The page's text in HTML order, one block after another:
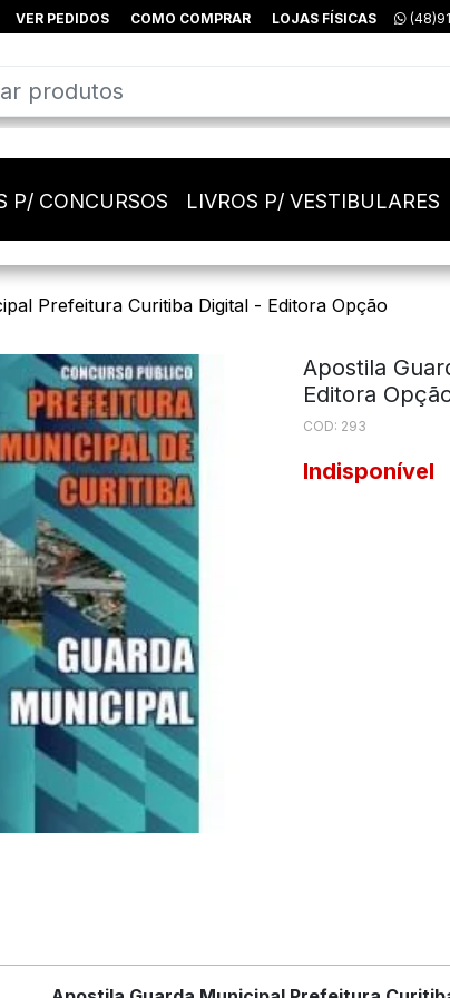
VER PEDIDOS COMO COMPRAR LOJAS FÍSICAS
P/ CONCURSOS LIVROS P/ VESTIBULARES
Prefeitura Curitiba Digital - Editora Opção
Apostila
Editora
COD: 293
Indisponível